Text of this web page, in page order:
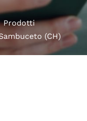
Prodotti
(CH)